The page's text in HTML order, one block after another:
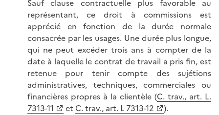
Sauf clause contractuelle plus favorable au
représentant, ce droit à commissions est
apprécié en fonction de la durée normale
consacrée par les usages. Une durée plus longue,
qui ne peut excéder trois ans à compter de la
date à laquelle le contrat de travail a pris fin, est
retenue pour tenir compte des sujétions
administratives, techniques, commerciales ou
financières propres à la clientèle (C. trav., art. L.
7313-11
et C. trav., art. L 7313-12 ).